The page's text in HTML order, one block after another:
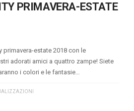
PRIMAVERA-ESTATE
primavera-estate 2018 con le
adorati amici a quattro zampe! Siete
i colori e le fantasie…